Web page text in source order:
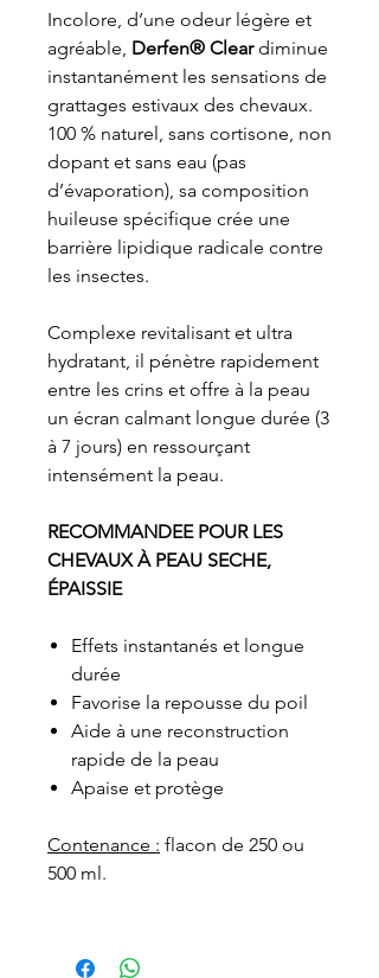
Incolore, d’une odeur légère et
agréable, Derfen® Cleardiminue
instantanément les sensations de
grattages estivaux des chevaux.
100 % naturel, sans cortisone, non
dopant et sans eau (pas
d’évaporation), sa composition
huileuse spécifique crée une
barrière lipidique radicale contre
les insectes.
Complexe revitalisant et ultra
hydratant, il pénètre rapidement
entre les crins et offre à la peau
un écran calmant longue durée (3
à 7 jours) en ressourçant
intensément la peau.
RECOMMANDEE POUR LES
CHEVAUX À PEAU SECHE,
ÉPAISSIE
Effets instantanés et longue
durée
Favorise la repousse du poil
Aide à une reconstruction
rapide de la peau
Apaise et protège
Contenance : flacon de 250 ou
500 ml.